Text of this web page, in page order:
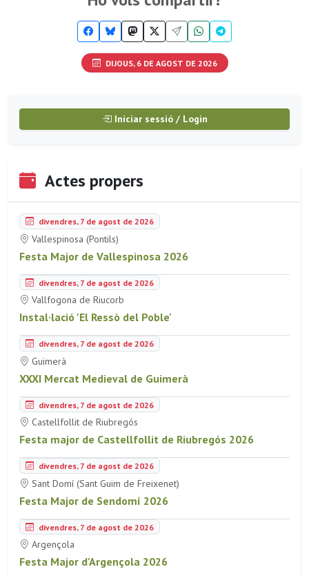
DIJOUS, 6 DE AGOST DE 2026
Iniciar sessió / Login
Actes propers
divendres, 7 de agost de 2026
Vallespinosa (Pontils)
Festa Major de Vallespinosa 2026
divendres, 7 de agost de 2026
Vallfogona de Riucorb
Instal·lació 'El Ressò del Poble'
divendres, 7 de agost de 2026
Guimerà
XXXI Mercat Medieval de Guimerà
divendres, 7 de agost de 2026
Castellfollit de Riubregós
Festa major de Castellfollit de Riubregós 2026
divendres, 7 de agost de 2026
Sant Domí (Sant Guim de Freixenet)
Festa Major de Sendomí 2026
divendres, 7 de agost de 2026
Argençola
Festa Major d'Argençola 2026